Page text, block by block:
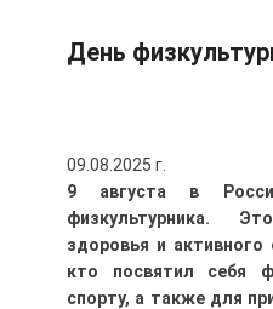
День
09.08.2025 г.
9 августа в
физкультурника.
здоровья и
кто посвятил себя
спорту, а также для